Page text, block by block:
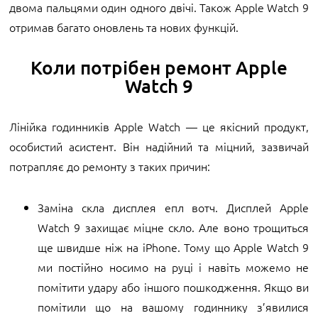
двома пальцями один одного двічі. Також Apple Watch 9
отримав багато оновлень та нових функцій.
Коли потрібен ремонт Apple
Watch 9
Лінійка годинників Apple Watch — це якісний продукт,
особистий асистент. Він надійний та міцний, зазвичай
потрапляє до ремонту з таких причин:
Заміна скла дисплея епл вотч. Дисплей Apple
Watch 9 захищає міцне скло. Але воно трощиться
ще швидше ніж на iPhone. Тому що Apple Watch 9
ми постійно носимо на руці і навіть можемо не
помітити удару або іншого пошкодження. Якщо ви
помітили що на вашому годиннику з’явилися